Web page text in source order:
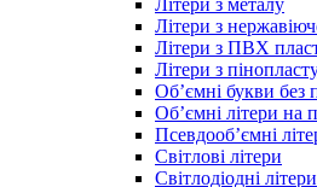
Літери з металу
Літери з
Літери з ПВХ
Літери з
Об’ємні букви без
Об’ємні літери на
Псевдооб’ємні
Світлові літери
Світлодіодні літери